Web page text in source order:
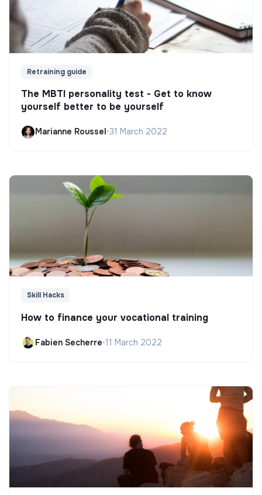
Retraining guide
The MBTI personality test - Get to know
yourself better to be yourself
Marianne Roussel •31 March 2022
Skill Hacks
How to finance your vocational training
Fabien Secherre•11 March 2022